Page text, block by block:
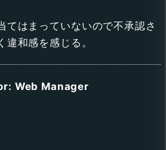
てはまっていないので不承認さ
違和感を感じる。
Web Manager